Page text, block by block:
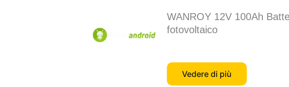
WANROY 12V 100Ah
fotovoltaico
Vedere di più